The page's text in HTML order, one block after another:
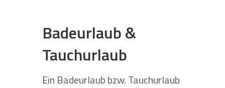
Badeurlaub &
Tauchurlaub
Ein Badeurlaub bzw. Tauchurlaub